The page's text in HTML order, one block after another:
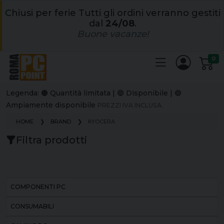
Chiusi per ferie Tutti gli ordini verranno gestiti
dal 24/08.
0
Legenda: 🟠 Quantità limitata | 🔵 Disponibile | 🟢
Ampiamente disponibile
HOME BRAND KYOCERA
Filtra prodotti
COMPONENTI PC
CONSUMABILI